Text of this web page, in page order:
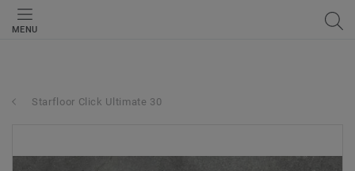
MENU
Starfloor Click Ultimate 30